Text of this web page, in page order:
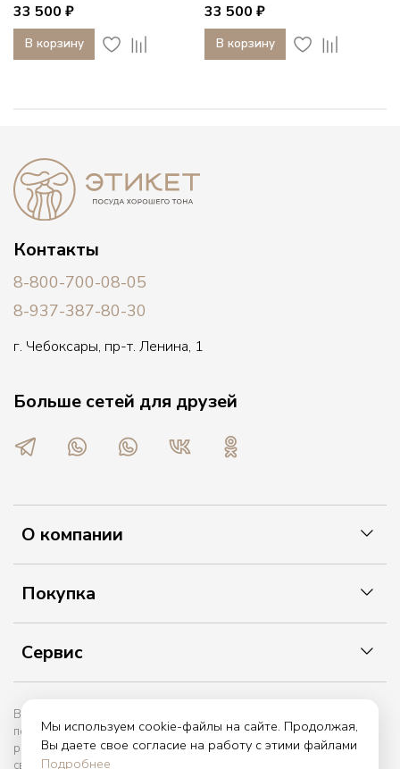
33 500 ₽
В корзину
33 500 ₽
В корзину
О компании
Покупка
Сервис
Контакты
8-800-700-08-05
8-937-387-80-30
г. Чебоксары, пр-т. Ленина, 1
Больше сетей для друзей
Вы принимаете условия политики в отношении обработки
персональных данных и пользовательского соглашения каждый
раз, когда оставляете свои данные в любой форме обратной
связи на сайте etiket.online
Мы используем cookie-файлы на сайте. Продолжая,
Вы даете свое согласие на работу с этими файлами
Подробнее